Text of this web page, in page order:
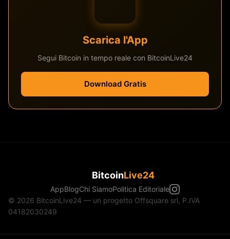
Scarica l'App
Segui Bitcoin in tempo reale con BitcoinLive24
Download Gratis
BitcoinLive24
AppBlogChi SiamoPolitica Editoriale
© 2026 BitcoinLive24 — un progetto Offsquare srl, P.IVA
04182030249